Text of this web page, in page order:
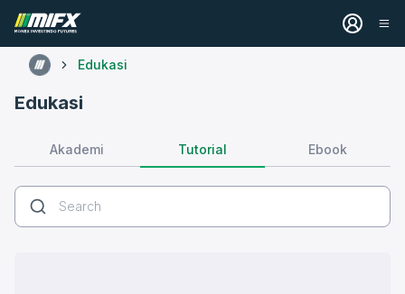
Edukasi
Edukasi
Akademi Tutorial Ebook